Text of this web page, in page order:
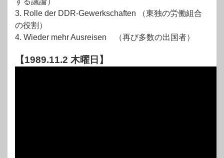
3. Rolle der DDR-Gewerkschaften （東独の労働組合
の役割）
4. Wieder mehr Ausreisen （再び多数の出国者）
【1989.11.2 木曜日】